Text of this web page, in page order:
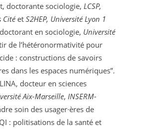
doctorante sociologie, LCSP,
Citéet S2HEP, Université Lyon 1
en sociologie, Université
de l’hétéronormativité pour
: constructions de savoirs
dans les espaces numériques”.
docteur en sciences
Aix-Marseille, INSERM-
soin des usager·ères de
: politisations de la santé et